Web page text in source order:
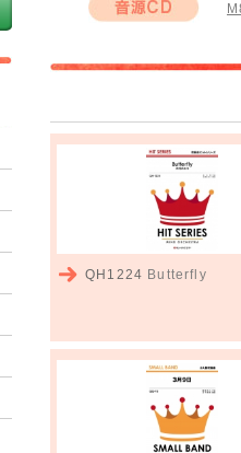
QH1224 Butterfly